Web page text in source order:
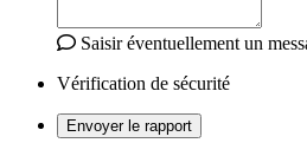
Saisir éventuellement un
Vérification de sécurité
Envoyer le rapport